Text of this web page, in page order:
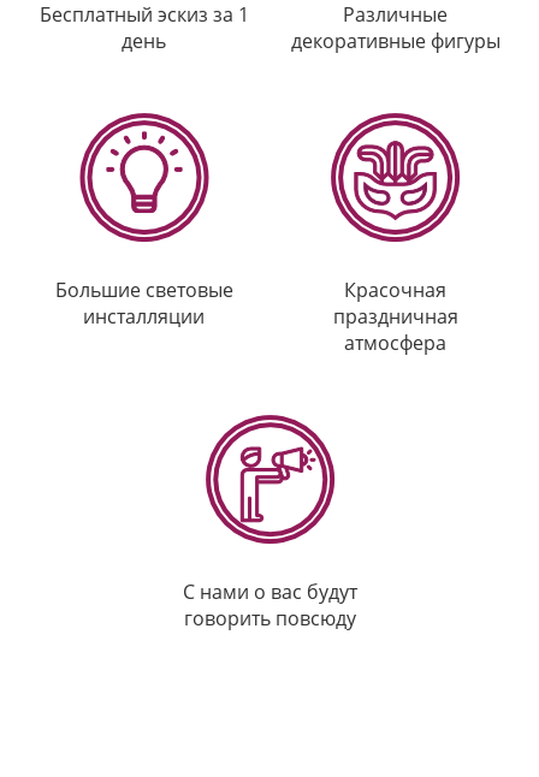
Бесплатный эскиз за 1
день
Различные
декоративные фигуры
Большие световые
инсталляции
Красочная
праздничная
атмосфера
С нами о вас будут
говорить повсюду